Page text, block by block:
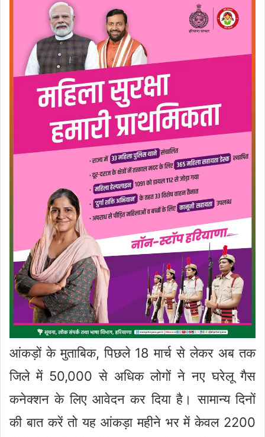
आंकड़ों के मुताबिक, पिछले 18 मार्च से लेकर अब तक
जिले में 50,000 से अधिक लोगों ने नए घरेलू गैस
कनेक्शन के लिए आवेदन कर दिया है। सामान्य दिनों
की बात करें तो यह आंकड़ा महीने भर में केवल 2200